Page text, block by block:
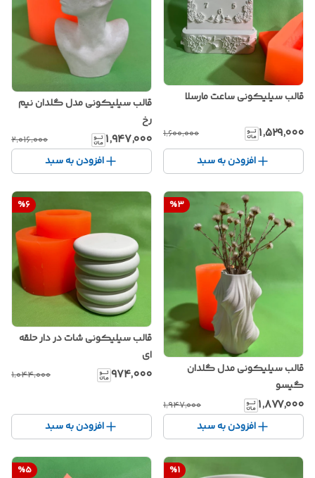
قالب سیلیکونی ساعت مارسلا
۱٬۵۲۹٬۰۰۰ ۱٬۶۰۰٬۰۰۰
افزودن به سبد
قالب سیلیکونی مدل گلدان نیم
رخ
۱٬۹۴۷٬۰۰۰ ۲٬۰۱۶٬۰۰۰
افزودن به سبد
%3
قالب سیلیکونی مدل گلدان
گیسو
۱٬۸۷۷٬۰۰۰ ۱٬۹۴۷٬۰۰۰
افزودن به سبد
%6
قالب سیلیکونی شات در دار حلقه
ای
۹۷۴٬۰۰۰ ۱٬۰۴۴٬۰۰۰
افزودن به سبد
%1
%5